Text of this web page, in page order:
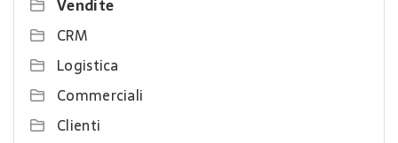
Vendite
CRM
Logistica
Commerciali
Clienti